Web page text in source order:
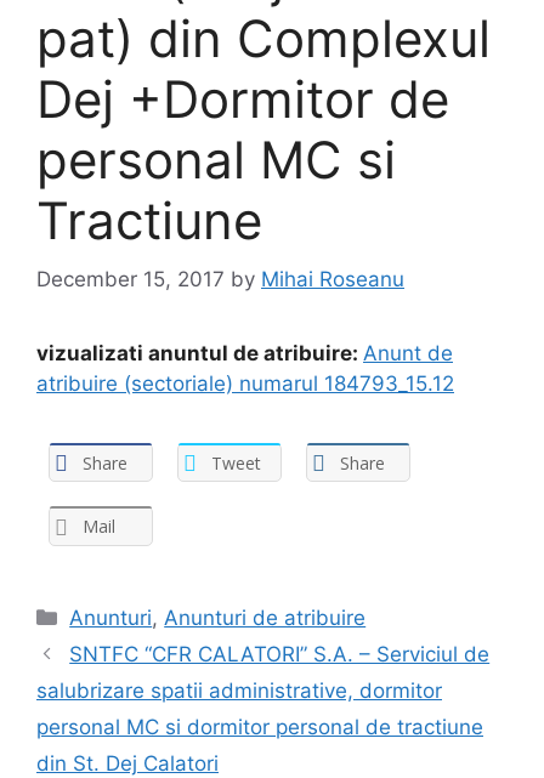
pat) din Complexul
Dej +Dormitor de
personal MC si
Tractiune
December 15, 2017 by Mihai Roseanu
vizualizati anuntul de atribuire: Anunt de
atribuire (sectoriale) numarul 184793_15.12
Share Tweet Share
Mail
Anunturi,Anunturi de atribuire
SNTFC “CFR CALATORI” S.A. – Serviciul de
salubrizare spatii administrative, dormitor
personal MC si dormitor personal de tractiune
din St. Dej Calatori